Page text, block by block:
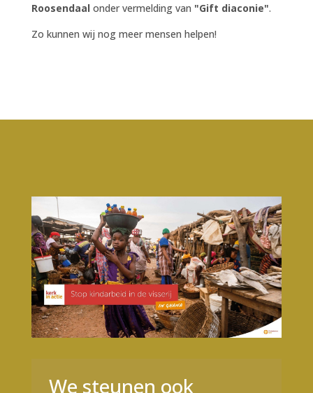
Roosendaal onder vermelding van "Gift diaconie".
Zo kunnen wij nog meer mensen helpen!
We steunen ook